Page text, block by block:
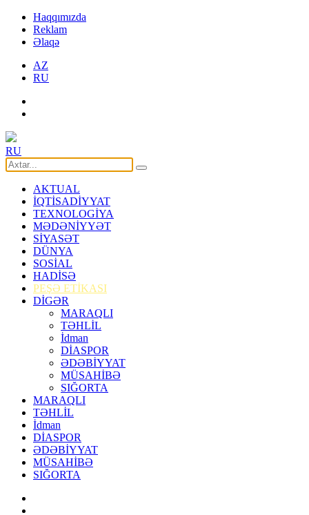
Haqqımızda
Reklam
Əlaqə
AZ
RU
RU
AKTUAL
İQTİSADİYYAT
TEXNOLOGİYA
MƏDƏNİYYƏT
SİYASƏT
DÜNYA
SOSİAL
HADİSƏ
PEŞƏ ETİKASI
DİGƏR
MARAQLI
TƏHLİL
İdman
DİASPOR
ƏDƏBİYYAT
MÜSAHİBƏ
SIĞORTA
MARAQLI
TƏHLİL
İdman
DİASPOR
ƏDƏBİYYAT
MÜSAHİBƏ
SIĞORTA